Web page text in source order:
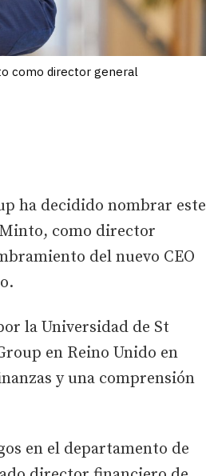
como director general
ha decidido nombrar este
como director
del nuevo CEO
la Universidad de St
en Reino Unido en
y una comprensión
en el departamento de